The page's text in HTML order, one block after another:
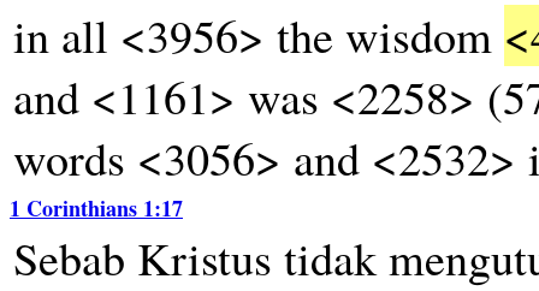
in all <3956> the wisdom
and <1161> was <2258>
words <3056> and <2532>
1 Corinthians 1:17
Sebab Kristus tidak